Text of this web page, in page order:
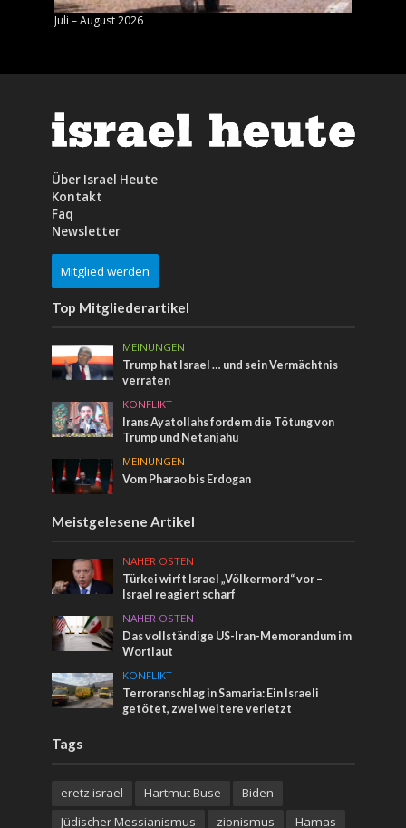
Juli – August 2026
Über Israel Heute
Kontakt
Faq
Newsletter
Mitglied werden
Top Mitgliederartikel
MEINUNGEN
Trump hat Israel … und sein Vermächtnis
verraten
KONFLIKT
Irans Ayatollahs fordern die Tötung von
Trump und Netanjahu
MEINUNGEN
Vom Pharao bis Erdogan
Meistgelesene Artikel
NAHER OSTEN
Türkei wirft Israel „Völkermord“ vor –
Israel reagiert scharf
NAHER OSTEN
Das vollständige US-Iran-Memorandum im
Wortlaut
KONFLIKT
Terroranschlag in Samaria: Ein Israeli
getötet, zwei weitere verletzt
Tags
eretz israel Hartmut Buse
Biden
Jüdischer Messianismus
zionismus Hamas